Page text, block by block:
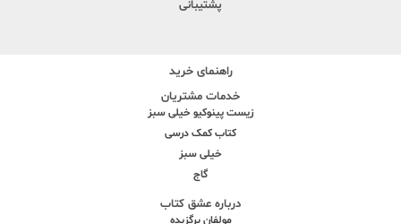
پشتیبانی
راهنمای خرید
خدمات مشتریان
زیست پینوکیو خیلی سبز
کتاب کمک درسی
خیلی سبز
گاج
درباره عشق کتاب
مولفان برگزیده